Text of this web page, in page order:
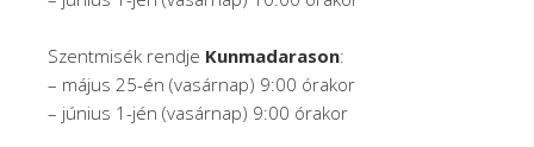
Szentmisék rendje Kunmadarason:
– május 25-én (vasárnap) 9:00 órakor
– június 1-jén (vasárnap) 9:00 órakor